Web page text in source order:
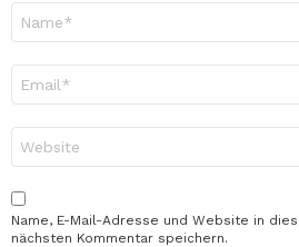
Mail-
Adresse
*
Name, E-Mail-Adresse und Website in
nächsten Kommentar speichern.